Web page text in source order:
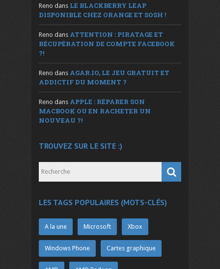
Reno dans LE BLACKBERRY LEAP
DISPONIBLE CHEZ ORANGE ET SOSH !
Reno dans ATTENTION : PIRATAGE ET
RÉCUPÉRATION DE COMPTE FACEBOOK
?!
Reno dans AGAR.IO, LE JEU GRATUIT ET
ADDICTIF DU MOMENT ?
Reno dans APPLE : RÉPARER SON
MACBOOK OU EN RACHETER UN
NOUVEAU ?!
TROUVEZ SUR LE SITE :)
LES TAGS POPULAIRES (MOTS-CLÉS)
A la une Microsoft Xbox
Windows Phone Cartes graphique